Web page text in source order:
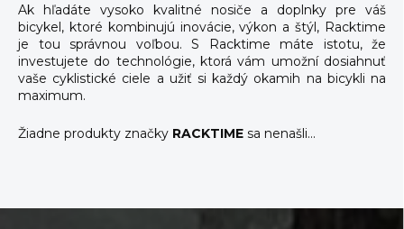
Ak hľadáte vysoko kvalitné nosiče a doplnky pre váš
bicykel, ktoré kombinujú inovácie, výkon a štýl, Racktime
je tou správnou voľbou. S Racktime máte istotu, že
investujete do technológie, ktorá vám umožní dosiahnuť
vaše cyklistické ciele a užiť si každý okamih na bicykli na
maximum.
Žiadne produkty značky RACKTIME sa nenašli...